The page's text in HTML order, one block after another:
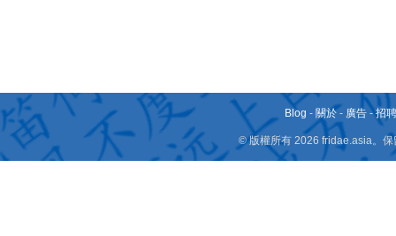
Blog - 關於 - 廣告 -招
© 版權所有 2026 fridae.asia。